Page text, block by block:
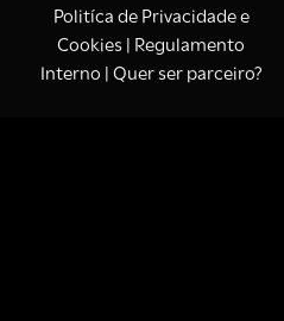
Politíca de Privacidade e
Cookies | Regulamento
Interno | Quer ser parceiro?